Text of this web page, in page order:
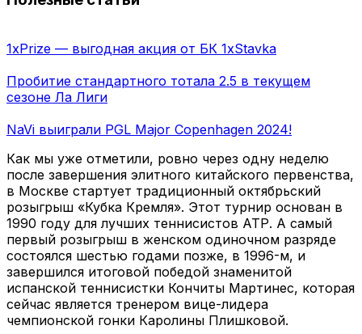
1xPrize — выгодная акция от БК 1xStavka
Пробитие стандартного тотала 2.5 в текущем
сезоне Ла Лиги
NaVi выиграли PGL Major Copenhagen 2024!
Как мы уже отметили, ровно через одну неделю
после завершения элитного китайского первенства,
в Москве стартует традиционный октябрьский
розыгрыш «Кубка Кремля». Этот турнир основан в
1990 году для лучших теннисистов АТР. А самый
первый розыгрыш в женском одиночном разряде
состоялся шестью годами позже, в 1996-м, и
завершился итоговой победой знаменитой
испанской теннисистки Кончиты Мартинес, которая
сейчас является тренером вице-лидера
чемпионской гонки Каролины Плишковой.